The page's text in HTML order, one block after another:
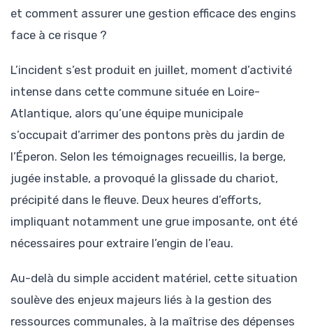
et comment assurer une gestion efficace des engins
face à ce risque ?
L’incident s’est produit en juillet, moment d’activité
intense dans cette commune située en Loire-
Atlantique, alors qu’une équipe municipale
s’occupait d’arrimer des pontons près du jardin de
l’Éperon. Selon les témoignages recueillis, la berge,
jugée instable, a provoqué la glissade du chariot,
précipité dans le fleuve. Deux heures d’efforts,
impliquant notamment une grue imposante, ont été
nécessaires pour extraire l’engin de l’eau.
Au-delà du simple accident matériel, cette situation
soulève des enjeux majeurs liés à la gestion des
ressources communales, à la maîtrise des dépenses